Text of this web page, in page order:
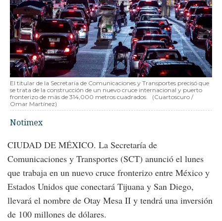
El titular de la Secretaría de Comunicaciones y Transportes precisó que
se trata de la construcción de un nuevo cruce internacional y puerto
fronterizo de más de 314,000 metros cuadrados.
(Cuartoscuro /
Omar Martínez)
Notimex
CIUDAD DE MÉXICO. La Secretaría de
Comunicaciones y Transportes (SCT) anunció el lunes
que trabaja en un nuevo cruce fronterizo entre México y
Estados Unidos que conectará Tijuana y San Diego,
llevará el nombre de Otay Mesa II y tendrá una inversión
de 100 millones de dólares.